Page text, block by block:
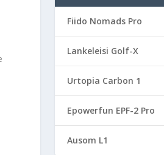
Fiido Nomads Pro
Lankeleisi Golf-X
Urtopia Carbon 1
Epowerfun EPF-2 Pro
Ausom L1